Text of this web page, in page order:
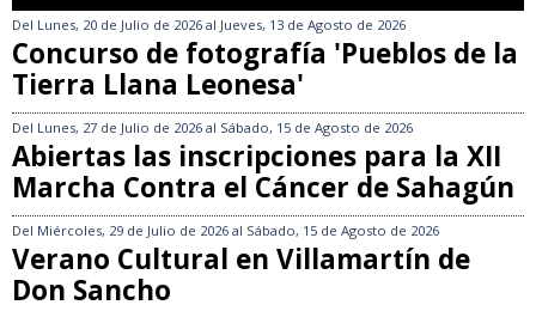
Del Lunes, 20 de Julio de 2026 al Jueves, 13 de Agosto de 2026
Concurso de fotografía 'Pueblos de la
Tierra Llana Leonesa'
Del Lunes, 27 de Julio de 2026 al Sábado, 15 de Agosto de 2026
Abiertas las inscripciones para la XII
Marcha Contra el Cáncer de Sahagún
Del Miércoles, 29 de Julio de 2026 al Sábado, 15 de Agosto de 2026
Verano Cultural en Villamartín de
Don Sancho